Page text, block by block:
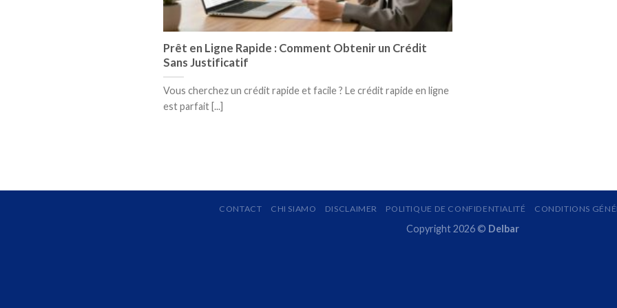
Prêt en Ligne Rapide : Comment Obtenir un Crédit
Sans Justificatif
Vous cherchez un crédit rapide et facile ? Le crédit rapide en ligne
est parfait [...]
CONTACT CHI SIAMO DISCLAIMER POLITIQUE DE CONFIDENTIALITÉ CONDITIONS
Copyright 2026 © Delbar